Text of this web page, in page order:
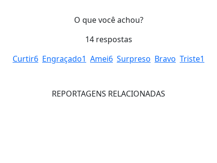
O que você achou?
14respostas
Curtir6 Engraçado1 Amei6 Surpreso Bravo Triste1
REPORTAGENS RELACIONADAS